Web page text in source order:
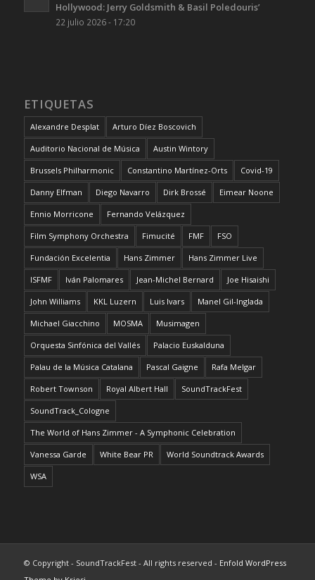
Hollywood: Jerry Goldsmith & Basil Poledouris’
22 julio 2026 - 17:20
ETIQUETAS
Alexandre Desplat Arturo Díez Boscovich
Auditorio Nacional de Música Austin Wintory
Brussels Philharmonic Constantino Martínez-Orts Covid-19
Danny Elfman Diego Navarro Dirk Brossé Eimear Noone
Ennio Morricone Fernando Velázquez
Film Symphony Orchestra Fimucité FMF FSO
Fundación Excelentia Hans Zimmer Hans Zimmer Live
ISFMF Iván Palomares Jean-Michel Bernard Joe Hisaishi
John Williams KKL Luzern Luis Ivars Manel Gil-Inglada
Michael Giacchino MOSMA Musimagen
Orquesta Sinfónica del Vallés Palacio Euskalduna
Palau de la Música Catalana Pascal Gaigne Rafa Melgar
Robert Townson Royal Albert Hall SoundTrackFest
SoundTrack_Cologne
The World of Hans Zimmer - A Symphonic Celebration
Vanessa Garde White Bear PR World Soundtrack Awards
WSA
© Copyright - SoundTrackFest - All rights reserved - Enfold WordPress